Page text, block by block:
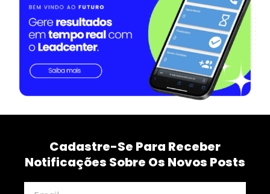
Cadastre-Se Para Receber
Notificações Sobre Os Novos Posts